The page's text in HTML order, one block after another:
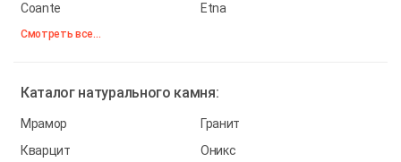
Coante
Etna
Смотреть все...
Каталог натурального камня:
Мрамор
Гранит
Кварцит
Оникс